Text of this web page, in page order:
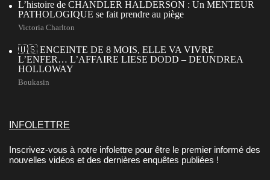
L’histoire de CHANDLER HALDERSON : Un MENTEUR
PATHOLOGIQUE se fait prendre au piège
Victoria Charlton
🇺🇸 ENCEINTE DE 8 MOIS, ELLE VA VIVRE
L’ENFER… L’AFFAIRE LIESE DODD – DEUNDREA
HOLLOWAY
Boukasin
INFOLETTRE
Inscrivez-vous à notre infolettre pour être le premier informé des
nouvelles vidéos et des dernières enquêtes publiées !